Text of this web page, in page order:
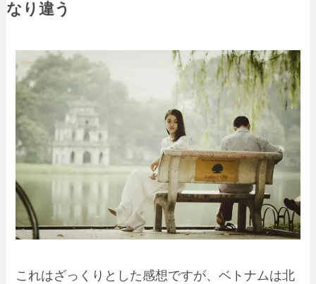
なり違う
これはざっくりとした感想ですが、ベトナムは北